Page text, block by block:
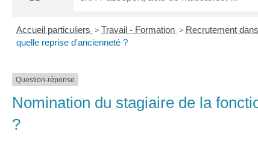
Accueil particuliers > Travail - Formation > Recrutement
quelle reprise d'ancienneté ?
Question-réponse
Nomination du stagiaire de la
?